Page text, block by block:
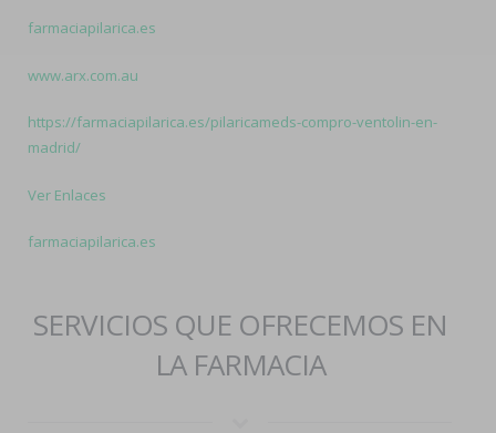
farmaciapilarica.es
www.arx.com.au
https://farmaciapilarica.es/pilaricameds-compro-ventolin-en-
madrid/
Ver Enlaces
farmaciapilarica.es
SERVICIOS QUE OFRECEMOS EN
LA FARMACIA